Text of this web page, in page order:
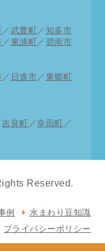
洗面水漏れ
区トイレつま
知多市台所蛇口
水道工事
面パイプ修理
き 西区お風呂詰
天白区キッチン
／ 武豊町 ／ 知多市
／ 東浦町 ／ 碧南市
／ 日進市 ／ 東郷町
吉良町 ／幸田町 ／
Reserved.
例
水まわり豆知識
プライバシーポリシー